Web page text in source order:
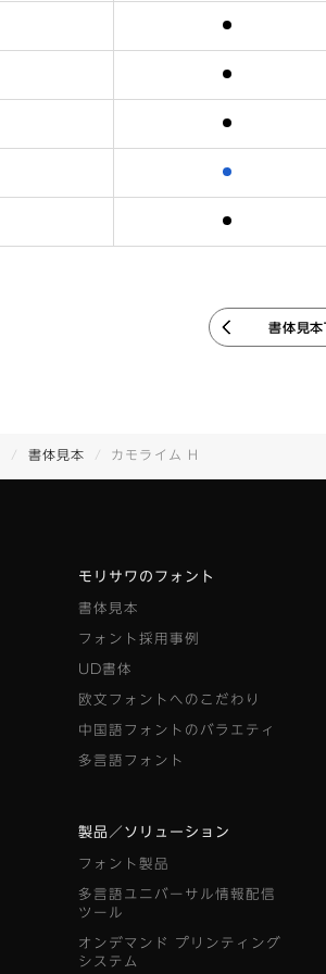
含まれます
含まれます
含まれます
含まれます
含まれます
書体見
書体見本 カモライム H
モリサワのフォント
書体見本
フォント採用事例
UD書体
欧文フォントへのこだわり
中国語フォントのバラエティ
多言語フォント
製品／ソリューション
フォント製品
多言語ユニバーサル情報配信
ツール
オンデマンド プリンティング
システム